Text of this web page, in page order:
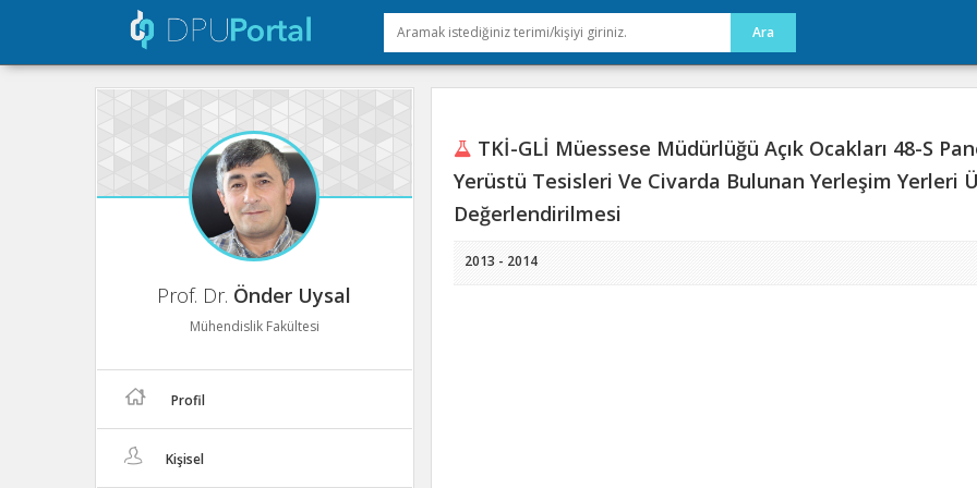
Prof. Dr. Önder Uysal
Mühendislik Fakültesi
Profil
Kişisel
TKİ-GLİ Müessese Müdürlüğü Açık Ocakları 48-S
Yerüstü Tesisleri Ve Civarda Bulunan Yerleşim Yerleri
Değerlendirilmesi
2013 - 2014